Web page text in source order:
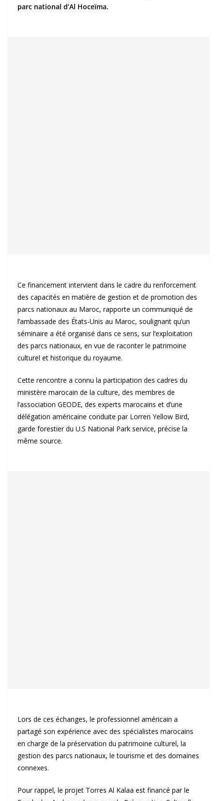
parc national d’Al Hoceïma.
Ce financement intervient dans le cadre du renforcement
des capacités en matière de gestion et de promotion des
parcs nationaux au Maroc, rapporte un communiqué de
l’ambassade des États-Unis au Maroc, soulignant qu’un
séminaire a été organisé dans ce sens, sur l’exploitation
des parcs nationaux, en vue de raconter le patrimoine
culturel et historique du royaume.
Cette rencontre a connu la participation des cadres du
ministère marocain de la culture, des membres de
l’association GEODE, des experts marocains et d’une
délégation américaine conduite par Lorren Yellow Bird,
garde forestier du U.S National Park service, précise la
même source.
Lors de ces échanges, le professionnel américain a
partagé son expérience avec des spécialistes marocains
en charge de la préservation du patrimoine culturel, la
gestion des parcs nationaux, le tourisme et des domaines
connexes.
Pour rappel, le projet Torres Al Kalaa est financé par le